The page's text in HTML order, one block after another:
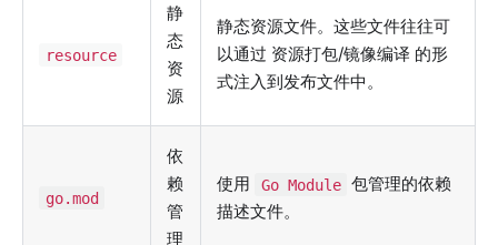
resource
静
态
资
源
静态资源文件。这些文件往往可
以通过 资源打包/镜像编译 的形
式注入到发布文件中。
go.mod
依
赖
管
理
使用 Go Module 包管理的依赖
描述文件。